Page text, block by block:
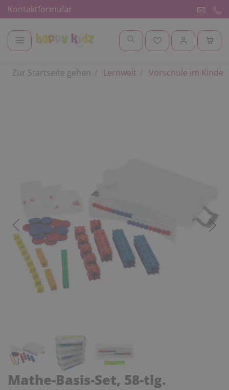
Kontaktformular
Zur Startseite gehen Lernwelt Vorschule im
Mathe-Basis-Set, 58-tlg.